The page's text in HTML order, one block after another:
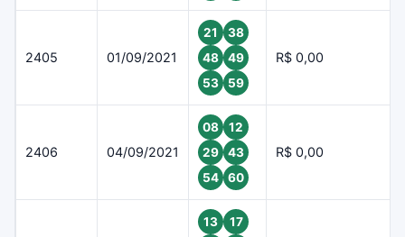
2405 01/09/2021
21
38
48
49
53
59
R$ 0,00
2406 04/09/2021
08
12
29
43
54
60
R$ 0,00
13
17